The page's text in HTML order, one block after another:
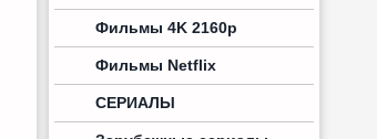
Фильмы 4K 2160p
Фильмы Netflix
СЕРИАЛЫ